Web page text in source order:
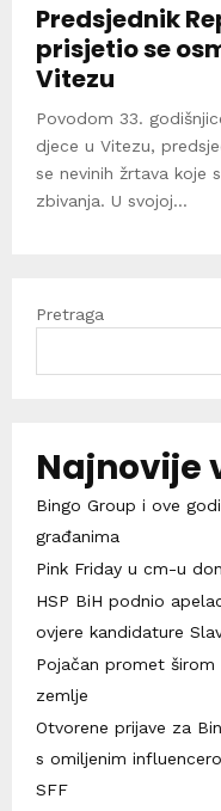
Predsjednik
prisjetio se
Vitezu
Povodom 33.
djece u Vitezu,
se nevinih žrtava koje
zbivanja. U svojoj...
Pretraga
Najnovije
Bingo Group i ove
građanima
Pink Friday u cm-u
HSP BiH podnio
ovjere kandidature
Pojačan promet širom
zemlje
Otvorene prijave za
s omiljenim
SFF